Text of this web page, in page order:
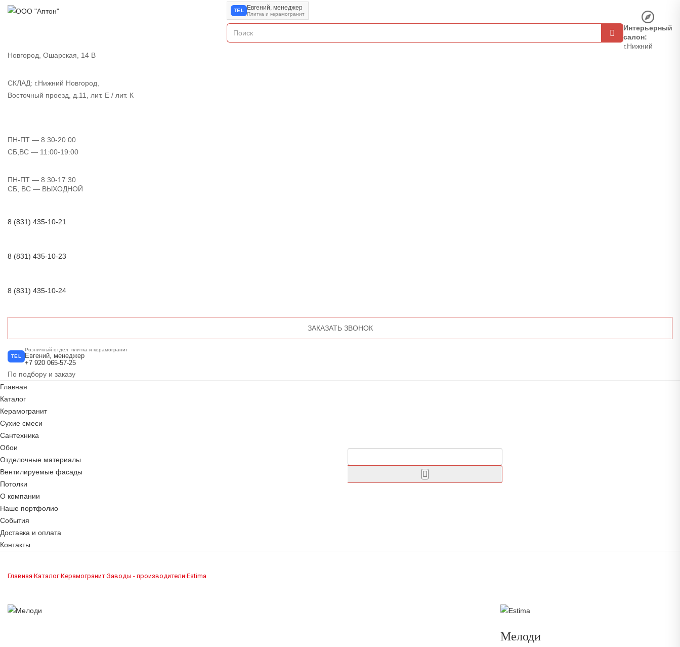
TEL Евгений, менеджер
Плитка и керамогранит
Интерьерный
салон:
г.Нижний
Новгород, Ошарская, 14 В
СКЛАД: г.Нижний Новгород,
Восточный проезд, д.11, лит. Е / лит. К
ПН-ПТ — 8:30-20:00
СБ,ВС — 11:00-19:00
ПН-ПТ — 8:30-17:30
СБ, ВС — ВЫХОДНОЙ
8 (831) 435-10-21
8 (831) 435-10-23
8 (831) 435-10-24
ЗАКАЗАТЬ ЗВОНОК
TEL
Розничный отдел: плитка и керамогранит
Евгений, менеджер
+7 920 065-57-25
По подбору и заказу
Главная
Каталог
Керамогранит
Сухие смеси
Сантехника
Обои
Отделочные материалы
Вентилируемые фасады
Потолки
О компании
Наше портфолио
События
Доставка и оплата
Контакты
Главная›Каталог›Керамогранит›Заводы - производители›Estima
Мелоди